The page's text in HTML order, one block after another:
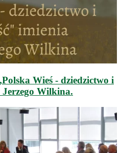
Wieś - dziedzictwo i
Jerzego Wilkina.